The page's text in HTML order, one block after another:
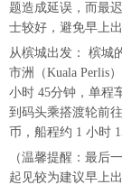
题造成延误，而最
士较好，避免早上
从槟城出发： 槟城
市洲（Kuala Perlis
小时 45分钟，单程
到码头乘搭渡轮前
币，船程约 1 小时
（温馨提醒：最后
起见较为建议早上出